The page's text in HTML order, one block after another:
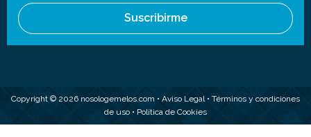
de
email
Suscribirme
Copyright © 2026 nosologemelos.com • Aviso Legal• Términos y condiciones
de uso • Política de Cookies